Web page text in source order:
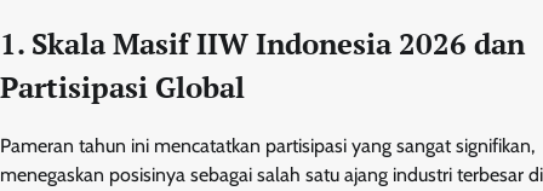
1. Skala Masif IIW Indonesia 2026 dan
Partisipasi Global
Pameran tahun ini mencatatkan partisipasi yang sangat signifikan,
menegaskan posisinya sebagai salah satu ajang industri terbesar di